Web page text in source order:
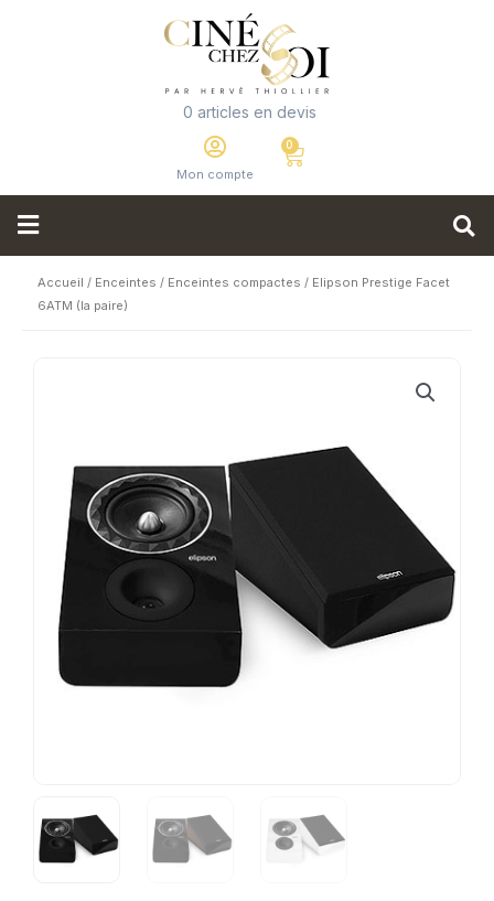
0 articles en devis
Mon compte
Accueil / Enceintes / Enceintes compactes / Elipson Prestige Facet
6ATM (la paire)